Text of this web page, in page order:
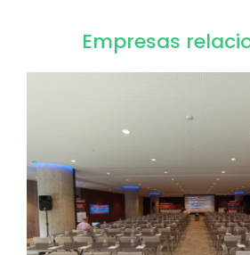
Empresas